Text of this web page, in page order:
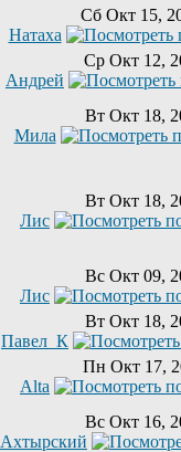
Сб Окт 15,
Натаха
Ср Окт 12,
Андрей
Вт Окт 18,
Мила
Вт Окт 18,
Лис
Вс Окт 09,
Лис
Вт Окт 18,
Павел_К
Пн Окт 17,
Alta
Вс Окт 16,
Ахтырский